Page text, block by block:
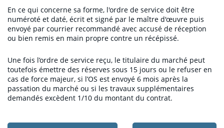
Témoignages clients
Livres blancs
Lexique
CONNEXION
En ce qui concerne sa forme, l'ordre de service doit être
numéroté et daté, écrit et signé par le maître d'œuvre puis
envoyé par courrier recommandé avec accusé de réception
ou bien remis en main propre contre un récépissé.
Une fois l’ordre de service reçu, le titulaire du marché peut
toutefois émettre des réserves sous 15 jours ou le refuser en
cas de force majeur, si l’OS est envoyé 6 mois après la
passation du marché ou si les travaux supplémentaires
demandés excèdent 1/10 du montant du contrat.